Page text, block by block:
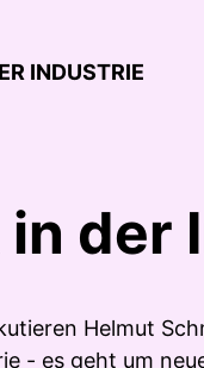
INDUSTRIE
in der
Helmut
- es geht um